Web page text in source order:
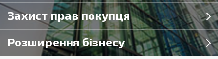
Захист прав покупця
Розширення бізнесу